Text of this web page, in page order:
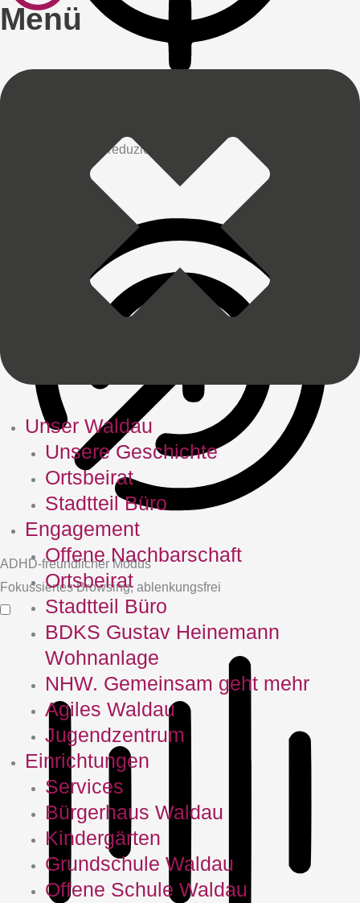
Menü
Unser Waldau
Unsere Geschichte
Ortsbeirat
Stadtteil Büro
Engagement
Offene Nachbarschaft
Ortsbeirat
Stadtteil Büro
BDKS Gustav Heinemann
Wohnanlage
NHW. Gemeinsam geht mehr
Agiles Waldau
Jugendzentrum
Einrichtungen
Services
Bürgerhaus Waldau
Kindergärten
Grundschule Waldau
Offene Schule Waldau
Entfernt Blitze und reduziert Farben
ADHD-freundlicher Modus
Fokussiertes Browsing, ablenkungsfrei